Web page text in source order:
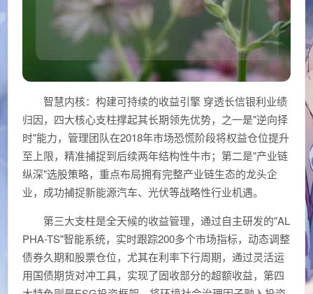
智慧内核：构建可持续的收益引擎 穿透长信银利业绩
归因，四大核心支柱撑起其长期领先优势，之一是"逆向择
时"能力，管理团队在2018年市场恐慌阶段将权益仓位提升
至上限，精准捕捉到后续两年结构性牛市；第二是"产业链
纵深"选股策略，重点布局拥有完整产业链生态的龙头企
业，成功捕捉新能源汽车、光伏等战略性行业机遇。
第三大支柱是全天候的收益管理，通过自主研发的"AL
PHA-TS"智能系统，实时跟踪200多个市场指标，动态调整
债券久期和股票仓位，尤其在利率下行周期，通过灵活运
用国债期货对冲工具，实现了固收部分的超额收益，第四